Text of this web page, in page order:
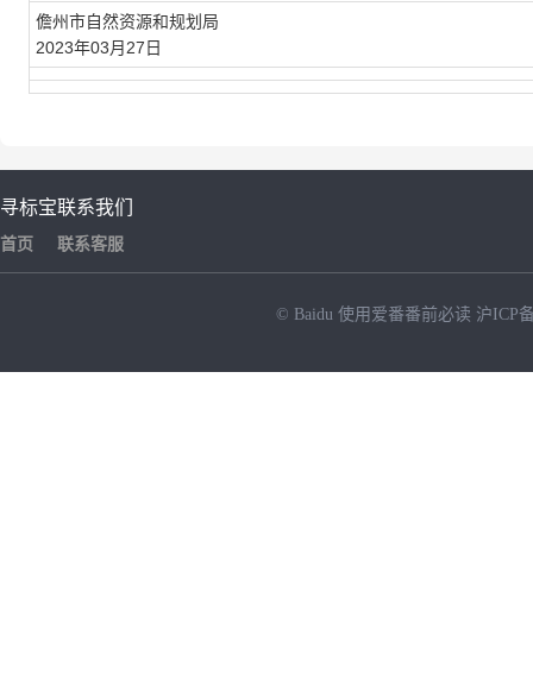
儋州市自然资源和规划局
2023年03月27日
寻标宝
首页
联系我们
联系客服
© Baidu 使用爱番番前必读 沪ICP